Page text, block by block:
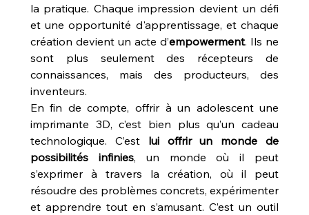
la pratique. Chaque impression devient un défi
et une opportunité d'apprentissage, et chaque
création devient un acte d’empowerment. Ils ne
sont plus seulement des récepteurs de
connaissances, mais des producteurs, des
inventeurs.
En fin de compte, offrir à un adolescent une
imprimante 3D, c’est bien plus qu’un cadeau
technologique. C’est lui offrir un monde de
possibilités infinies, un monde où il peut
s’exprimer à travers la création, où il peut
résoudre des problèmes concrets, expérimenter
et apprendre tout en s’amusant. C’est un outil